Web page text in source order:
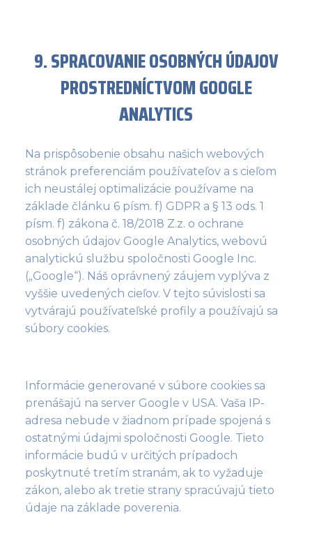
9. SPRACOVANIE OSOBNÝCH ÚDAJOV
PROSTREDNÍCTVOM GOOGLE
ANALYTICS
Na prispôsobenie obsahu našich webových
stránok preferenciám používateľov a s cieľom
ich neustálej optimalizácie používame na
základe článku 6 písm. f) GDPR a § 13 ods. 1
písm. f) zákona č. 18/2018 Z.z. o ochrane
osobných údajov Google Analytics, webovú
analytickú službu spoločnosti Google Inc.
(„Google“). Náš oprávnený záujem vyplýva z
vyššie uvedených cieľov. V tejto súvislosti sa
vytvárajú používateľské profily a používajú sa
súbory cookies.
Informácie generované v súbore cookies sa
prenášajú na server Google v USA. Vaša IP-
adresa nebude v žiadnom prípade spojená s
ostatnými údajmi spoločnosti Google. Tieto
informácie budú v určitých prípadoch
poskytnuté tretím stranám, ak to vyžaduje
zákon, alebo ak tretie strany spracúvajú tieto
údaje na základe poverenia.